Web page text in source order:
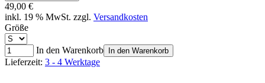
49,00 €
inkl. 19 % MwSt. zzgl. Versandkosten
Größe
In den Warenkorb In den Warenkorb
Lieferzeit: 3 - 4 Werktage